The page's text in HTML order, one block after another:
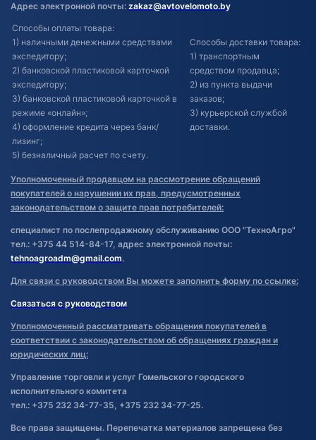
Адрес электронной почты: zakaz@avtovelomoto.by
Способы оплаты товара:
1) наличными денежными средствами
экспедитору;
2) банковской пластиковой карточкой
экспедитору;
3) банковской пластиковой карточкой в
режиме «онлайн»;
4) оформление кредита через банк/
лизинг;
5) безналичный расчет по счету.
Способы доставки товара:
1) транспортным
средством продавца;
2) из пункта выдачи
заказов;
3) курьерской службой
доставки.
Уполномоченный продавцом на рассмотрение обращений
покупателей о нарушении их прав, предусмотренных
законодательством о защите прав потребителей:
специалист по послепродажному обслуживанию ООО "ТехноАгро"
тел.: +375 44 514-84-17, адрес электронной почты:
tehnoagroadm@gmail.com.
Для связи с руководством Вы можете заполнить форму по ссылке:
Связаться с руководством
Уполномоченный рассматривать обращения покупателей в
соответствии с законодательством об обращениях граждан и
юридических лиц:
Управление торговли и услуг Гомельского городского
исполнительного комитета
тел.: +375 232 34-77-35, +375 232 34-77-25.
Все права защищены. Перепечатка материалов запрещена без